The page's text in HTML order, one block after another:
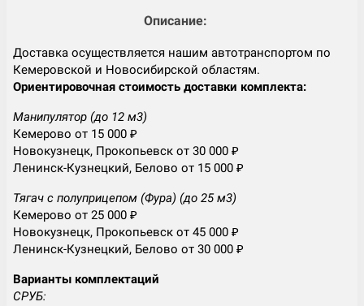
Описание:
Доставка осуществляется нашим автотранспортом по
Кемеровской и Новосибирской областям.
Ориентировочная стоимость доставки комплекта:
Манипулятор (до 12 м3)
Кемерово от 15 000 ₽
Новокузнецк, Прокопьевск от 30 000 ₽
Ленинск-Кузнецкий, Белово от 15 000 ₽
Тягач с полуприцепом (Фура) (до 25 м3)
Кемерово от 25 000 ₽
Новокузнецк, Прокопьевск от 45 000 ₽
Ленинск-Кузнецкий, Белово от 30 000 ₽
Варианты комплектаций
СРУБ: